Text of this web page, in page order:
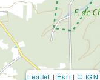
Leaflet | Esri | © IGN